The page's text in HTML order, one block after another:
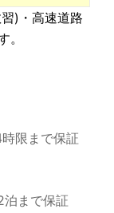
)・高速道路
。
限まで保証
で保証